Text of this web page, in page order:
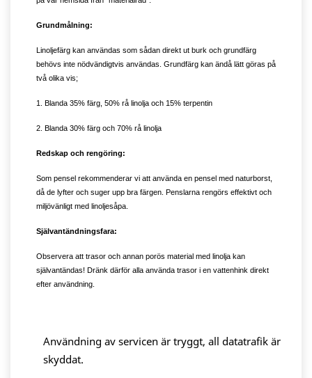
Grundmålning:
Linoljefärg kan användas som sådan direkt ut burk och grundfärg
behövs inte nödvändigtvis användas. Grundfärg kan ändå lätt göras på
två olika vis;
1. Blanda 35% färg, 50% rå linolja och 15% terpentin
2. Blanda 30% färg och 70% rå linolja
Redskap och rengöring:
Som pensel rekommenderar vi att använda en pensel med naturborst,
då de lyfter och suger upp bra färgen. Penslarna rengörs effektivt och
miljövänligt med linoljesåpa.
Självantändningsfara:
Observera att trasor och annan porös material med linolja kan
självantändas! Dränk därför alla använda trasor i en vattenhink direkt
efter användning.
Användning av servicen är tryggt, all datatrafik är
skyddat.